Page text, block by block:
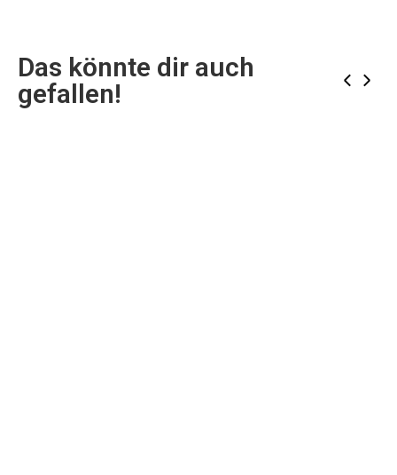
Das könnte dir auch
gefallen!
‹ ›